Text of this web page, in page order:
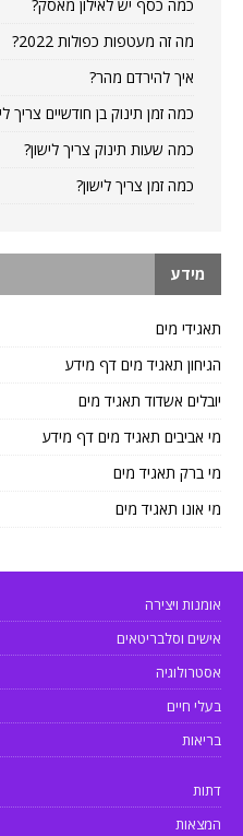
כמה כסף יש לאילון מאסק?
מה זה מעטפות כפולות 2022?
איך להירדם מהר?
כמה זמן תינוק בן חודשיים צריך
כמה שעות תינוק צריך לישון?
כמה זמן צריך לישון?
מידע
תאגידי מים
הגיחון תאגיד מים דף מידע
יובלים אשדוד תאגיד מים
מי אביבים תאגיד מים דף מידע
מי ברק תאגיד מים
מי אונו תאגיד מים
אומנות ויצירה
אישים וסלבריטאים
אסטרולוגיה
בעלי חיים
בריאות
דתות
המצאות